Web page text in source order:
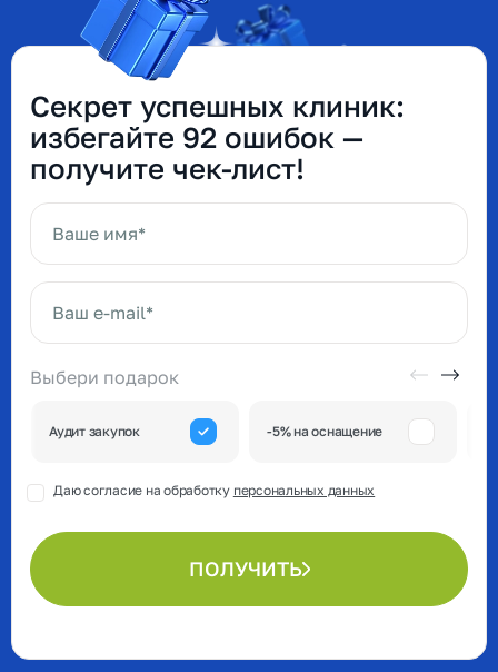
Секрет успешных клиник:
избегайте 92 ошибок —
получите чек-лист!
Выбери подарок
Аудит закупок -5% на оснащение
Даю согласие на обработку персональных данных
ПОЛУЧИТЬ